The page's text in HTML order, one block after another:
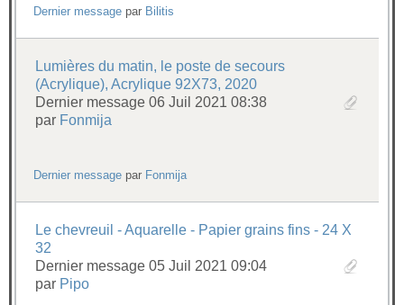
Dernier message par Bilitis
Lumières du matin, le poste de secours
(Acrylique), Acrylique 92X73, 2020
Dernier message 06 Juil 2021 08:38
par Fonmija
Dernier message par Fonmija
Le chevreuil - Aquarelle - Papier grains fins - 24 X
32
Dernier message 05 Juil 2021 09:04
par Pipo